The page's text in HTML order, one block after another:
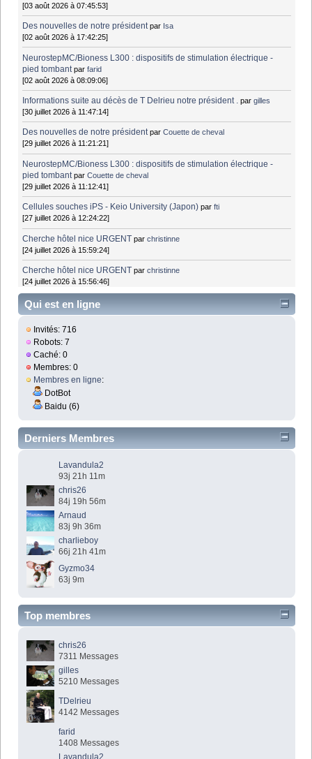
[03 août 2026 à 07:45:53]
Des nouvelles de notre président par Isa
[02 août 2026 à 17:42:25]
NeurostepMC/Bioness L300 : dispositifs de stimulation électrique -
pied tombant parfarid
[02 août 2026 à 08:09:06]
Informations suite au décès de T Delrieu notre président . pargilles
[30 juillet 2026 à 11:47:14]
Des nouvelles de notre président parCouette de cheval
[29 juillet 2026 à 11:21:21]
NeurostepMC/Bioness L300 : dispositifs de stimulation électrique -
pied tombant parCouette de cheval
[29 juillet 2026 à 11:12:41]
Cellules souches iPS - Keio University (Japon) parfti
[27 juillet 2026 à 12:24:22]
Cherche hôtel nice URGENT parchristinne
[24 juillet 2026 à 15:59:24]
Cherche hôtel nice URGENT parchristinne
[24 juillet 2026 à 15:56:46]
Qui est en ligne
Invités: 716
Robots: 7
Caché: 0
Membres: 0
Membres en ligne:
DotBot
Baidu (6)
Derniers Membres
Lavandula2
93j 21h 11m
chris26
84j 19h 56m
Arnaud
83j 9h 36m
charlieboy
66j 21h 41m
Gyzmo34
63j 9m
Top membres
chris26
7311 Messages
gilles
5210 Messages
TDelrieu
4142 Messages
farid
1408 Messages
Lavandula2